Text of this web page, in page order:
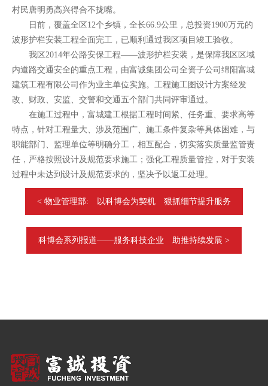
村民唐明勇高兴得合不拢嘴。
日前，覆盖全区12个乡镇，全长66.9公里，总投资1900万元的
波形护栏安装工程全面完工，已顺利通过我区项目竣工验收。
我区2014年公路安保工程——波形护栏安装，是保障我区区域
内道路交通安全的重点工程，由富诚集团公司全资子公司绵阳富城
建筑工程有限公司作为业主单位实施。工程施工图设计方案经发
改、财政、安监、交警和交通五个部门共同评审通过。
在施工过程中，富城建工根据工程时间紧、任务重、要求高等
特点，针对工程量大、涉及范围广、施工条件复杂等具体困难，与
职能部门、监理单位等明确分工，相互配合，切实落实质量监管责
任，严格按照设计及规范要求施工；强化工程质量管控，对于安装
过程中未达到设计及规范要求的，坚决予以返工处理。
< 物业管理部: 以科博会为契机 狠抓细节提升服务
科博会系列报道——服务科技企业 助推持续发展 >